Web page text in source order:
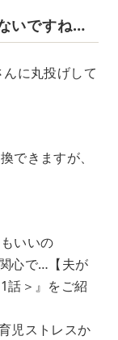
いですね…
に丸投げして
できますが、
いいの
心で…【夫が
話＞』をご紹
児ストレスか